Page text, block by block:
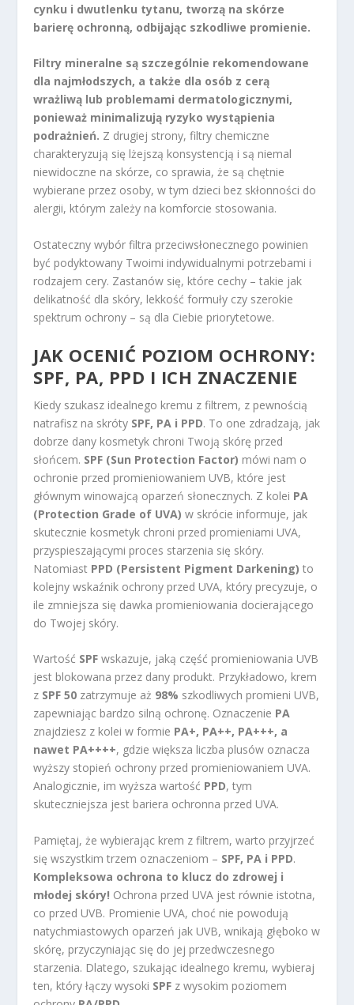
cynku i dwutlenku tytanu, tworzą na skórze
barierę ochronną, odbijając szkodliwe promienie.
Filtry mineralne są szczególnie rekomendowane
dla najmłodszych, a także dla osób z cerą
wrażliwą lub problemami dermatologicznymi,
ponieważ minimalizują ryzyko wystąpienia
podrażnień. Z drugiej strony, filtry chemiczne
charakteryzują się lżejszą konsystencją i są niemal
niewidoczne na skórze, co sprawia, że są chętnie
wybierane przez osoby, w tym dzieci bez skłonności do
alergii, którym zależy na komforcie stosowania.
Ostateczny wybór filtra przeciwsłonecznego powinien
być podyktowany Twoimi indywidualnymi potrzebami i
rodzajem cery. Zastanów się, które cechy – takie jak
delikatność dla skóry, lekkość formuły czy szerokie
spektrum ochrony – są dla Ciebie priorytetowe.
JAK OCENIĆ POZIOM OCHRONY:
SPF, PA, PPD I ICH ZNACZENIE
Kiedy szukasz idealnego kremu z filtrem, z pewnością
natrafisz na skróty SPF, PA i PPD. To one zdradzają, jak
dobrze dany kosmetyk chroni Twoją skórę przed
słońcem. SPF (Sun Protection Factor) mówi nam o
ochronie przed promieniowaniem UVB, które jest
głównym winowajcą oparzeń słonecznych. Z kolei PA
(Protection Grade of UVA) w skrócie informuje, jak
skutecznie kosmetyk chroni przed promieniami UVA,
przyspieszającymi proces starzenia się skóry.
Natomiast PPD (Persistent Pigment Darkening) to
kolejny wskaźnik ochrony przed UVA, który precyzuje, o
ile zmniejsza się dawka promieniowania docierającego
do Twojej skóry.
Wartość SPF wskazuje, jaką część promieniowania UVB
jest blokowana przez dany produkt. Przykładowo, krem
z SPF 50 zatrzymuje aż 98% szkodliwych promieni UVB,
zapewniając bardzo silną ochronę. Oznaczenie PA
znajdziesz z kolei w formie PA+, PA++, PA+++, a
nawet PA++++, gdzie większa liczba plusów oznacza
wyższy stopień ochrony przed promieniowaniem UVA.
Analogicznie, im wyższa wartość PPD, tym
skuteczniejsza jest bariera ochronna przed UVA.
Pamiętaj, że wybierając krem z filtrem, warto przyjrzeć
się wszystkim trzem oznaczeniom – SPF, PA i PPD.
Kompleksowa ochrona to klucz do zdrowej i
młodej skóry! Ochrona przed UVA jest równie istotna,
co przed UVB. Promienie UVA, choć nie powodują
natychmiastowych oparzeń jak UVB, wnikają głęboko w
skórę, przyczyniając się do jej przedwczesnego
starzenia. Dlatego, szukając idealnego kremu, wybieraj
ten, który łączy wysoki SPF z wysokim poziomem